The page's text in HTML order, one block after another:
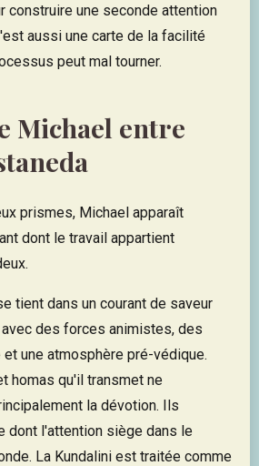
construire une seconde attention
aussi une carte de la facilité
peut mal tourner.
Michael entre
prismes, Michael apparaît
dont le travail appartient
tient dans un courant de saveur
des forces animistes, des
une atmosphère pré-védique.
homas qu'il transmet ne
la dévotion. Ils
dont l'attention siège dans le
La Kundalini est traitée comme